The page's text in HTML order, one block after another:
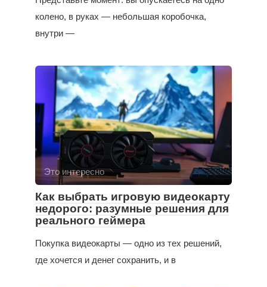
колено, в руках — небольшая коробочка,
внутри —
Это интересно
Как выбрать игровую видеокарту
недорого: разумные решения для
реального геймера
Покупка видеокарты — одно из тех решений,
где хочется и денег сохранить, и в